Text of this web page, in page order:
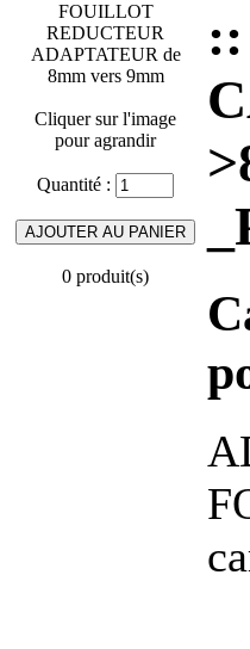
Cliquer sur l'image
pour agrandir
Quantité :
0 produit(s)